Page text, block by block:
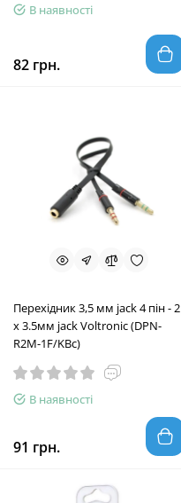
В наявності
82 грн.
Перехідник 3,5 мм jack 4 пін - 2
х 3.5мм jack Voltronic (DPN-
R2M-1F/KBc)
В наявності
91 грн.